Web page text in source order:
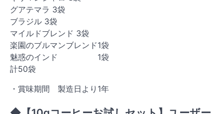
グアテマラ 3袋
ブラジル 3袋
マイルドブレンド 3袋
楽園のブルマンブレンド1袋
魅惑のインド 1袋
計50袋
・賞味期間 製造日より1年